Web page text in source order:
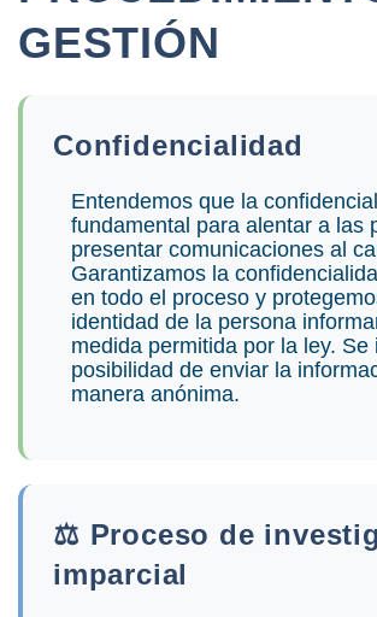
GESTIÓN
Confidencialidad
Entendemos que la
fundamental para alentar a las
presentar comunicaciones al
Garantizamos la
en todo el proceso y
identidad de la persona
medida permitida por la ley. Se
posibilidad de enviar la
manera anónima.
⚖️ Proceso de
imparcial